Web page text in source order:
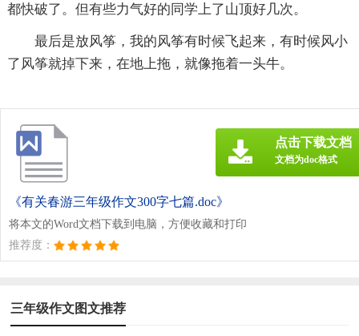
都快破了。但有些力气好的同学上了山顶好几次。
最后是放风筝，我的风筝有时候飞起来，有时候风小
了风筝就掉下来，在地上拖，就像拖着一头牛。
《有关春游三年级作文300字七篇.doc》
将本文的Word文档下载到电脑，方便收藏和打印
推荐度：
点击下载文档
文档为doc格式
三年级作文图文推荐